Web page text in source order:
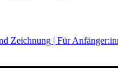
Zeichnung | Für